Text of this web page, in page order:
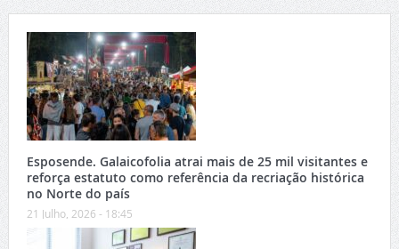
Esposende. Galaicofolia atrai mais de 25 mil visitantes e
reforça estatuto como referência da recriação histórica
no Norte do país
21 Julho, 2026 - 18:45